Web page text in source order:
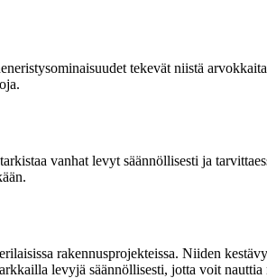
tekevät niistä
vanhat levyt säännöllisesti ja
rakennusprojekteissa. Niiden
levyjä säännöllisesti, jotta voit